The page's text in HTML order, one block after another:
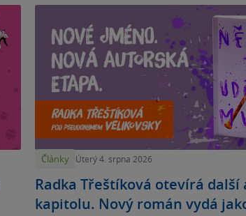
Články Úterý 4. srpna 2026
Radka Třeštíková otevírá další
kapitolu. Nový román vydá